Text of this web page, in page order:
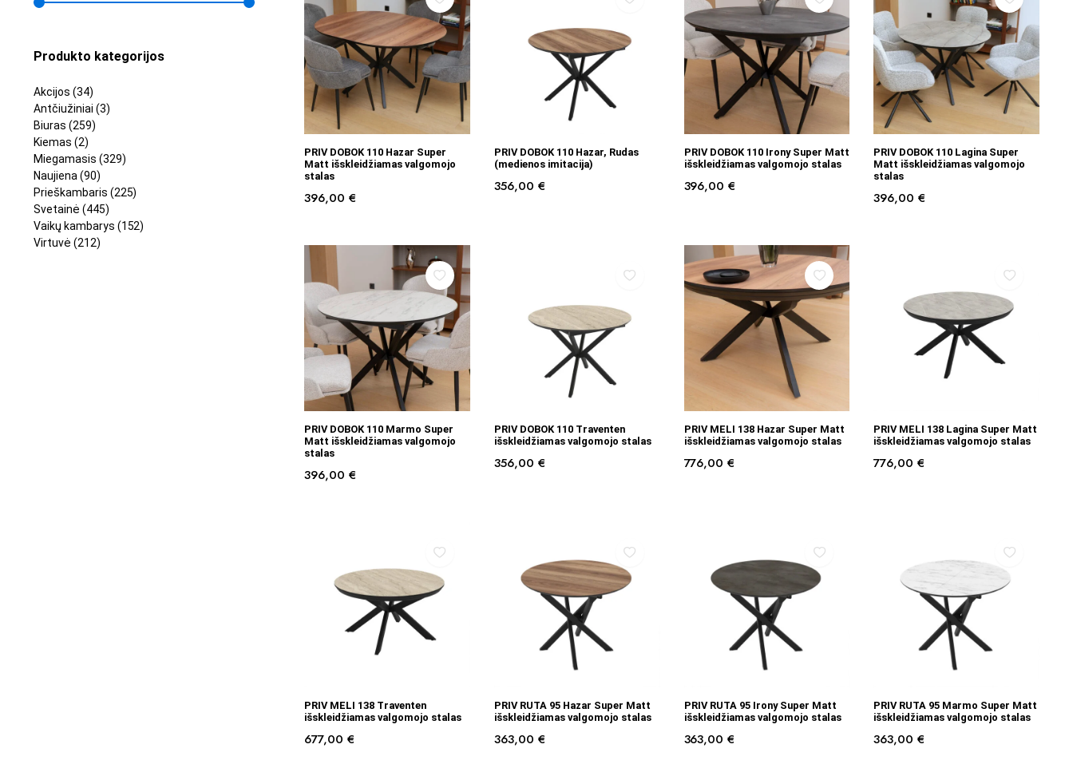
Į KREPŠELĮ
PRIV DOBOK 110 Hazar Super
Matt išskleidžiamas valgomojo
stalas
396,00 €
Į KREPŠELĮ
PRIV DOBOK 110 Hazar, Rudas
(medienos imitacija)
356,00 €
Į KREPŠELĮ
PRIV DOBOK 110 Irony Super Matt
išskleidžiamas valgomojo stalas
396,00€
Į KREPŠELĮ
PRIV DOBOK 110 Lagina Super
Matt išskleidžiamas valgomojo
stalas
396,00€
Į KREPŠELĮ
PRIV DOBOK 110 Marmo Super
Matt išskleidžiamas valgomojo
stalas
396,00 €
Į KREPŠELĮ
PRIV DOBOK 110 Traventen
išskleidžiamas valgomojo stalas
356,00 €
Į KREPŠELĮ
PRIV MELI 138 Hazar Super Matt
išskleidžiamas valgomojo stalas
776,00€
Į KREPŠELĮ
PRIV MELI 138 Lagina Super Matt
išskleidžiamas valgomojo stalas
776,00€
Į KREPŠELĮ
PRIV MELI 138 Traventen
išskleidžiamas valgomojo stalas
677,00 €
Į KREPŠELĮ
PRIV RUTA 95 Hazar Super Matt
išskleidžiamas valgomojo stalas
363,00 €
Į KREPŠELĮ
PRIV RUTA 95 Irony Super Matt
išskleidžiamas valgomojo stalas
363,00€
Į KREPŠELĮ
PRIV RUTA 95 Marmo Super Matt
išskleidžiamas valgomojo stalas
363,00€
Produkto kategorijos
Akcijos (34)
Antčiužiniai (3)
Biuras (259)
Kiemas (2)
Miegamasis (329)
Naujiena (90)
Prieškambaris (225)
Svetainė (445)
Vaikų kambarys (152)
Virtuvė (212)